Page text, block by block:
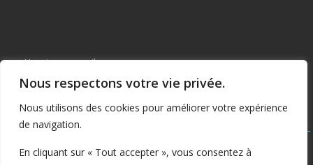
Nous respectons votre vie privée.
Nous utilisons des cookies pour améliorer votre expérience
de navigation.
En cliquant sur « Tout accepter », vous consentez à
Horaires accueil :
du lundi au jeudi de 09:00 à 12:30
et de 14:00 à 17:00
Tous droits réservés © depuis 2015 : Il est interdit de copier ou